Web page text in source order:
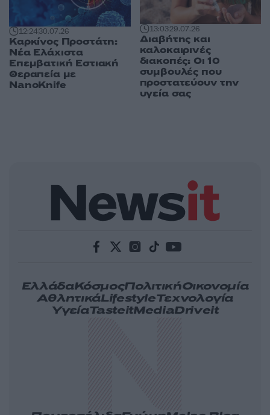
12:2430.07.26
Καρκίνος Προστάτη:
Νέα Ελάχιστα
Επεμβατική Εστιακή
Θεραπεία με
NanoKnife
13:0329.07.26
Διαβήτης και
καλοκαιρινές
διακοπές: Οι 10
συμβουλές που
προστατεύουν την
υγεία σας
ΕλλάδαΚόσμοςΠολιτικήΟικονομία
ΑθλητικάLifestyleΤεχνολογία
ΥγείαTasteitMediaDriveit